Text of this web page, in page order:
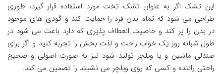
این تشک اگر به عنوان تشک تخت مورد استفاده قرار گیرد، طوری
طراحی می شود که تمام بدن فرد را حمایت کند و گودی های موجود
در بدن را پر کند و خاصیت انعطاف پذیری که دارد باعث می شود در
طول شبانه روز یک خواب راحت و لذت بخش را تجربه کنید و اگر برای
صندلی ماشین و یا ویلچر تولید شود نیز به صورت اصولی و صحیح
راحتی راننده و کسی که روی ویلچر می نشیند را تضمین می کند.